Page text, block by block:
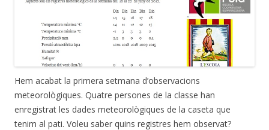
Hem acabat la primera setmana d’observacions
meteorològiques. Quatre persones de la classe han
enregistrat les dades meteorològiques de la caseta que
tenim al pati. Voleu saber quins registres hem observat?